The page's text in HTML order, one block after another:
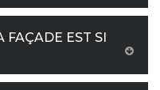
FAÇADE EST SI